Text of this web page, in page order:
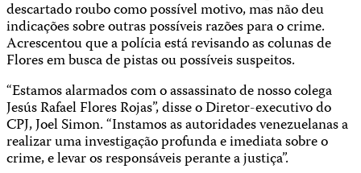
descartado roubo como possível motivo, mas não deu
indicações sobre outras possíveis razões para o crime.
Acrescentou que a polícia está revisando as colunas de
Flores em busca de pistas ou possíveis suspeitos.
“Estamos alarmados com o assassinato de nosso colega
Jesús Rafael Flores Rojas”, disse o Diretor-executivo do
CPJ, Joel Simon. “Instamos as autoridades venezuelanas a
realizar uma investigação profunda e imediata sobre o
crime, e levar os responsáveis perante a justiça”.